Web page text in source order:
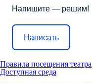
Напишите — решим!
Написать
Правила посещения театра
Доступная среда